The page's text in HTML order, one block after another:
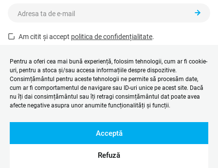
Pentru a oferi cea mai bună experiență, folosim tehnologii, cum ar fi cookie-
uri, pentru a stoca și/sau accesa informațiile despre dispozitive.
Consimțământul pentru aceste tehnologii ne permite să procesăm date,
cum ar fi comportamentul de navigare sau ID-uri unice pe acest site. Dacă
nu îți dai consimțământul sau îți retragi consimțământul dat poate avea
afecte negative asupra unor anumite funcționalități și funcții.
Acceptă
Refuză
Am citit și accept politica de confidențialitate.
confidențialitateșiTermenii și condițiile Google.